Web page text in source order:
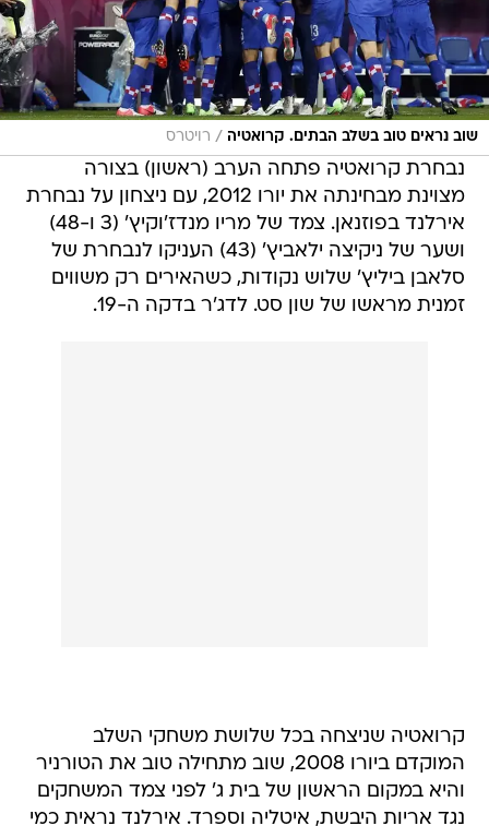
שוב נראים טוב בשלב הבתים. קרואטיה / רויטרס
נבחרת קרואטיה פתחה הערב (ראשון) בצורה
מצוינת מבחינתה את יורו 2012, עם ניצחון על נבחרת
אירלנד בפוזנאן. צמד של מריו מנדז'וקיץ' (3 ו-48)
ושער של ניקיצה ילאביץ' (43) העניקו לנבחרת של
סלאבן ביליץ' שלוש נקודות, כשהאירים רק משווים
זמנית מראשו של שון סט. לדג'ר בדקה ה-19.
קרואטיה שניצחה בכל שלושת משחקי השלב
המוקדם ביורו 2008, שוב מתחילה טוב את הטורניר
והיא במקום הראשון של בית ג' לפני צמד המשחקים
נגד אריות היבשת, איטליה וספרד. אירלנד נראית כמי